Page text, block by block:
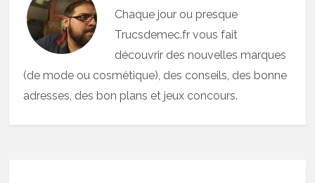
Chaque jour ou presque
Trucsdemec.fr vous fait
découvrir des nouvelles marques
(de mode ou cosmétique), des conseils, des bonne
adresses, des bon plans et jeux concours.